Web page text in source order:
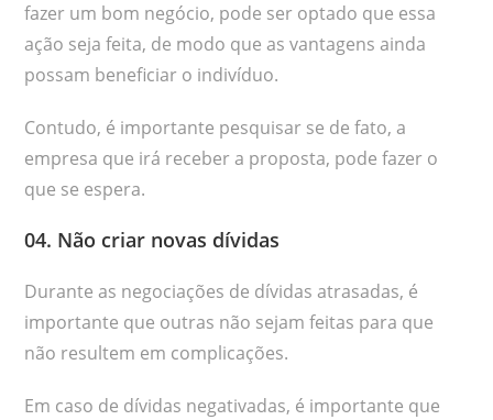
fazer um bom negócio, pode ser optado que essa
ação seja feita, de modo que as vantagens ainda
possam beneficiar o indivíduo.
Contudo, é importante pesquisar se de fato, a
empresa que irá receber a proposta, pode fazer o
que se espera.
04. Não criar novas dívidas
Durante as negociações de dívidas atrasadas, é
importante que outras não sejam feitas para que
não resultem em complicações.
Em caso de dívidas negativadas, é importante que